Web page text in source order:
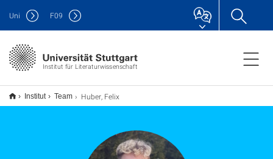
Institut für Literaturwissenschaft
Uni F09
Institut Team Huber, Felix